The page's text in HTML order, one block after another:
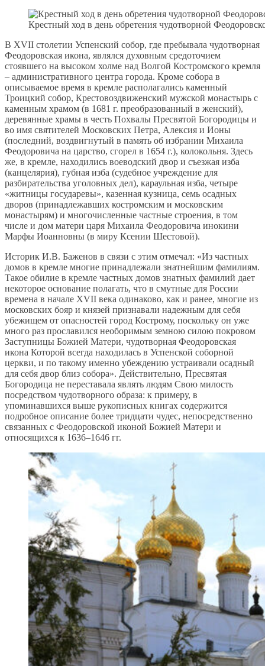
Крестный ход в день обретения чудотворной
В XVII столетии Успенский собор, где пребывала чудотворная
Феодоровская икона, являлся духовным средоточием
стоявшего на высоком холме над Волгой Костромского кремля
– административного центра города. Кроме собора в
описываемое время в кремле располагались каменный
Троицкий собор, Крестовоздвиженский мужской монастырь с
каменным храмом (в 1681 г. преобразованный в женский),
деревянные храмы в честь Похвалы Пресвятой Богородицы и
во имя святителей Московских Петра, Алексия и Ионы
(последний, воздвигнутый в память об избрании Михаила
Феодоровича на царство, сгорел в 1654 г.), колокольня. Здесь
же, в кремле, находились воеводский двор и съезжая изба
(канцелярия), губная изба (судебное учреждение для
разбирательства уголовных дел), караульная изба, четыре
«житницы государевы», казенная кузница, семь осадных
дворов (принадлежавших костромским и московским
монастырям) и многочисленные частные строения, в том
числе и дом матери царя Михаила Феодоровича инокини
Марфы Иоанновны (в миру Ксении Шестовой).
Историк И.В. Баженов в связи с этим отмечал: «Из частных
домов в кремле многие принадлежали знатнейшим фамилиям.
Такое обилие в кремле частных домов знатных фамилий дает
некоторое основание полагать, что в смутные для России
времена в начале XVII века одинаково, как и ранее, многие из
московских бояр и князей признавали надежным для себя
убежищем от опасностей город Кострому, поскольку он уже
много раз прославился необоримым земною силою покровом
Заступницы Божией Матери, чудотворная Феодоровская
икона Которой всегда находилась в Успенской соборной
церкви, и по такому именно убеждению устраивали осадный
для себя двор близ собора». Действительно, Пресвятая
Богородица не переставала являть людям Свою милость
посредством чудотворного образа: к примеру, в
упоминавшихся выше рукописных книгах содержится
подробное описание более тридцати чудес, непосредственно
связанных с Феодоровской иконой Божией Матери и
относящихся к 1636–1646 гг.